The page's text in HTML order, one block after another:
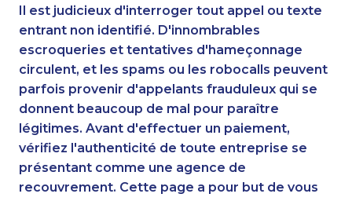
Il est judicieux d'interroger tout appel ou texte
entrant non identifié. D'innombrables
escroqueries et tentatives d'hameçonnage
circulent, et les spams ou les robocalls peuvent
parfois provenir d'appelants frauduleux qui se
donnent beaucoup de mal pour paraître
légitimes. Avant d'effectuer un paiement,
vérifiez l'authenticité de toute entreprise se
présentant comme une agence de
recouvrement. Cette page a pour but de vous